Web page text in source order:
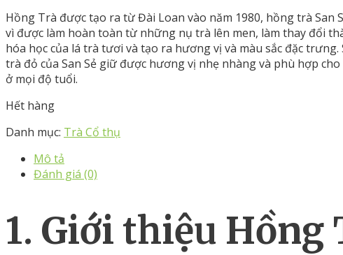
Hồng Trà được tạo ra từ Đài Loan vào năm 1980, hồng trà San
vì được làm hoàn toàn từ những nụ trà lên men, làm thay đổi
hóa học của lá trà tươi và tạo ra hương vị và màu sắc đặc trưng.
trà đỏ của San Sẻ giữ được hương vị nhẹ nhàng và phù hợp
ở mọi độ tuổi.
Hết hàng
Danh mục: Trà Cổ thụ
Mô tả
Đánh giá (0)
1. Giới thiệu Hồng